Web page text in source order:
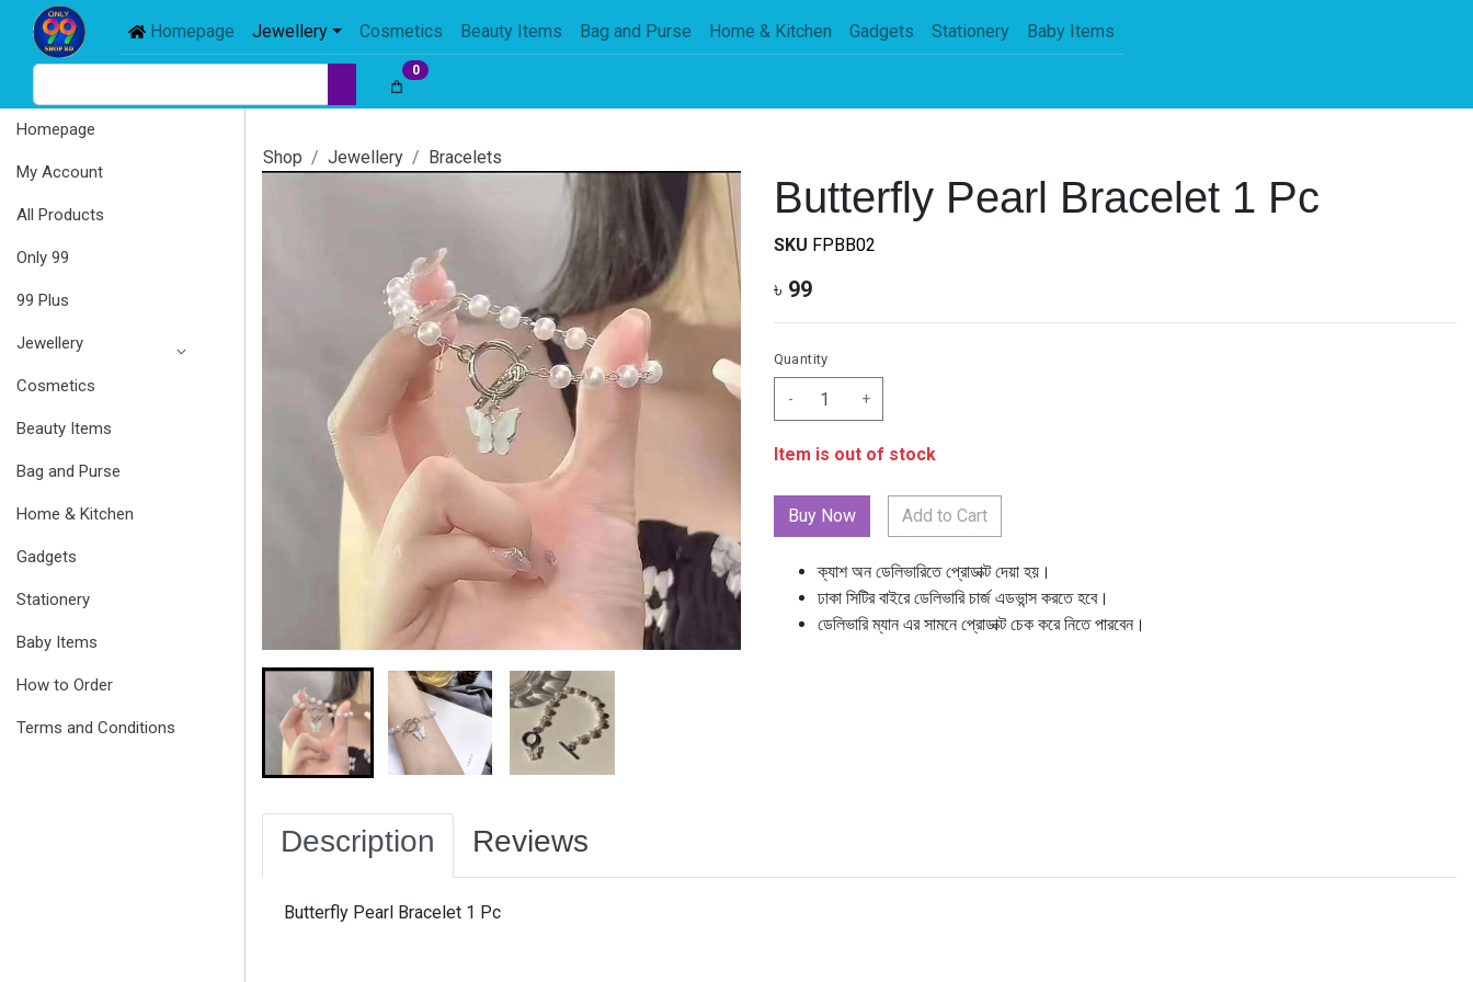
Homepage Jewellery Cosmetics Beauty Items Bag and Purse Home & Kitchen Gadgets Stationery Baby Items
0
Homepage
My Account
All Products
Only 99
99 Plus
Jewellery
Cosmetics
Beauty Items
Bag and Purse
Home & Kitchen
Gadgets
Stationery
Baby Items
How to Order
Terms and Conditions
Shop Jewellery Bracelets
Butterfly Pearl Bracelet 1 Pc
SKU FPBB02
৳ 99
Quantity
- +
Item is out of stock
Add to Cart
ক্যাশ অন ডেলিভারিতে প্রোডাক্ট দেয়া হয়।
ঢাকা সিটির বাইরে ডেলিভারি চার্জ এডভান্স করতে হবে।
ডেলিভারি ম্যান এর সামনে প্রোডাক্ট চেক করে নিতে পারবেন।
Description Reviews
Butterfly Pearl Bracelet 1 Pc